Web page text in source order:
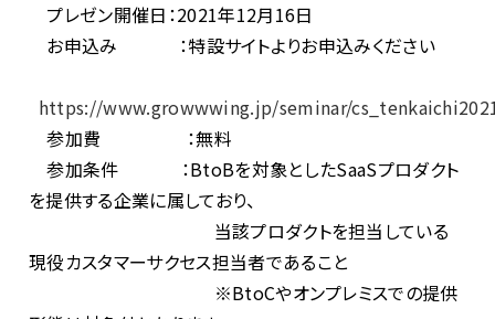
プレゼン開催日：2021年12月16日
お申込み ：特設サイトよりお申込みください
https://www.growwwing.jp/seminar/
参加費 ：無料
参加条件 ：BtoBを対象としたSaaSプロダクト
を提供する企業に属しており、
当該プロダクトを担当している
現役カスタマーサクセス担当者であること
※BtoCやオンプレミスでの提供